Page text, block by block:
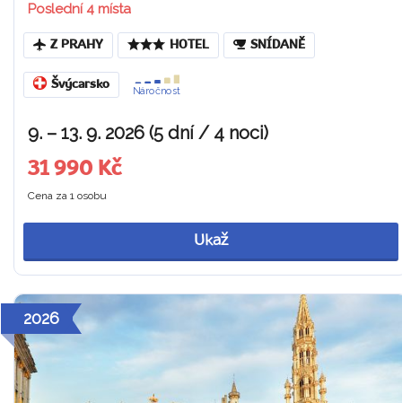
Poslední 4 místa
Z PRAHY HOTEL SNÍDANĚ
Švýcarsko
Náročnost
9. – 13. 9. 2026 (5 dní / 4 noci)
31 990 Kč
Cena za 1 osobu
Ukaž
2026